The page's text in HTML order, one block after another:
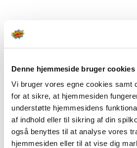
Denne hjemmeside bruger cookies
Vi bruger vores egne cookies samt
for at sikre, at hjemmesiden
understøtte hjemmesidens
af indhold eller til sikring af din
også benyttes til at analyse vores
hjemmesiden eller til at vise dig